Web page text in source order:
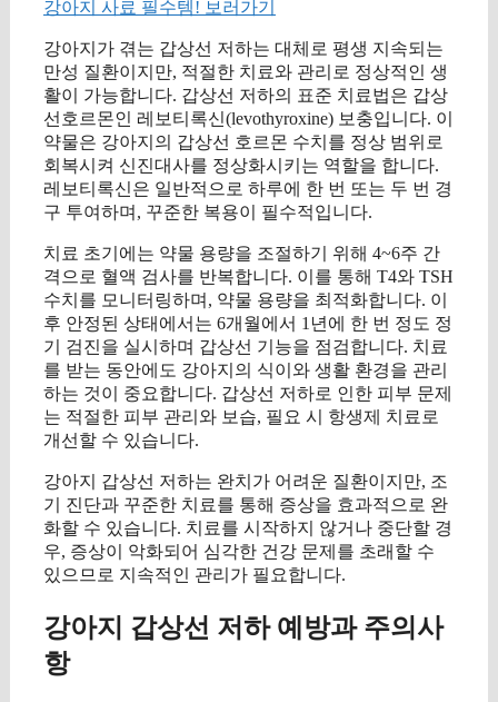
강아지 사료 필수템! 보러가기
강아지가 겪는 갑상선 저하는 대체로 평생 지속되는
만성 질환이지만, 적절한 치료와 관리로 정상적인 생
활이 가능합니다. 갑상선 저하의 표준 치료법은 갑상
선호르몬인 레보티록신(levothyroxine) 보충입니다. 이
약물은 강아지의 갑상선 호르몬 수치를 정상 범위로
회복시켜 신진대사를 정상화시키는 역할을 합니다.
레보티록신은 일반적으로 하루에 한 번 또는 두 번 경
구 투여하며, 꾸준한 복용이 필수적입니다.
치료 초기에는 약물 용량을 조절하기 위해 4~6주 간
격으로 혈액 검사를 반복합니다. 이를 통해 T4와 TSH
수치를 모니터링하며, 약물 용량을 최적화합니다. 이
후 안정된 상태에서는 6개월에서 1년에 한 번 정도 정
기 검진을 실시하며 갑상선 기능을 점검합니다. 치료
를 받는 동안에도 강아지의 식이와 생활 환경을 관리
하는 것이 중요합니다. 갑상선 저하로 인한 피부 문제
는 적절한 피부 관리와 보습, 필요 시 항생제 치료로
개선할 수 있습니다.
강아지 갑상선 저하는 완치가 어려운 질환이지만, 조
기 진단과 꾸준한 치료를 통해 증상을 효과적으로 완
화할 수 있습니다. 치료를 시작하지 않거나 중단할 경
우, 증상이 악화되어 심각한 건강 문제를 초래할 수
있으므로 지속적인 관리가 필요합니다.
강아지 갑상선 저하 예방과 주의사
항